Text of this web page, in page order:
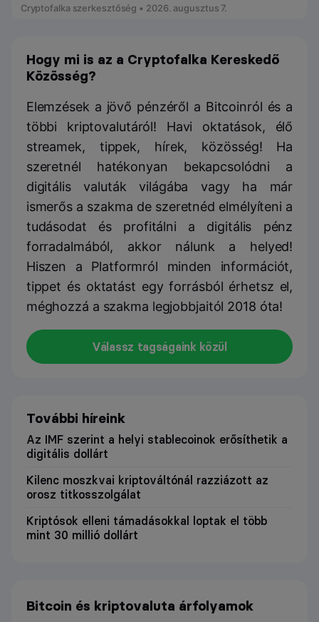
Cryptofalka szerkesztőség • 2026. augusztus 7.
Hogy mi is az a Cryptofalka Kereskedő
Közösség?
Elemzések a jövő pénzéről a Bitcoinról és a
többi kriptovalutáról! Havi oktatások, élő
streamek, tippek, hírek, közösség! Ha
szeretnél hatékonyan bekapcsolódni a
digitális valuták világába vagy ha már
ismerős a szakma de szeretnéd elmélyíteni a
tudásodat és profitálni a digitális pénz
forradalmából, akkor nálunk a helyed!
Hiszen a Platformról minden információt,
tippet és oktatást egy forrásból érhetsz el,
méghozzá a szakma legjobbjaitól 2018 óta!
Válassz tagságaink közül
További híreink
Az IMF szerint a helyi stablecoinok erősíthetik a
digitális dollárt
Kilenc moszkvai kriptováltónál razziázott az
orosz titkosszolgálat
Kriptósok elleni támadásokkal loptak el több
mint 30 millió dollárt
Bitcoin és kriptovaluta árfolyamok